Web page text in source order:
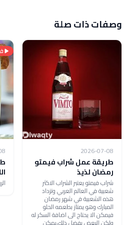
وصفات ذات صلة
2026-07-08
طريقة عمل شراب فيمتو
رمضان لذيذ
شراب فيمتو يعتبر الشراب الاكثر
شعبية في العالم العربي وتزداد
هذه الشعبية في شهر رمضان
المبارك وهو يمتاز بطعمه الحلو
فيمكن الا يحتاج الى اضافة السكر له
ولكن البعض يفضل ذلك،يمكن